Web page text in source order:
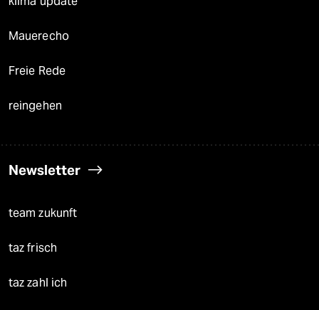
Mauerecho
Freie Rede
reingehen
Newsletter
team zukunft
taz frisch
taz zahl ich